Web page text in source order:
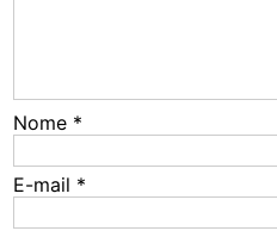
Nome *
E-mail *